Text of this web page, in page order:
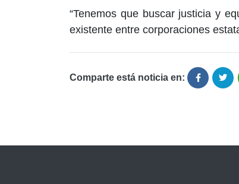
“Tenemos que buscar justicia y
existente entre corporaciones
Comparte está noticia en: